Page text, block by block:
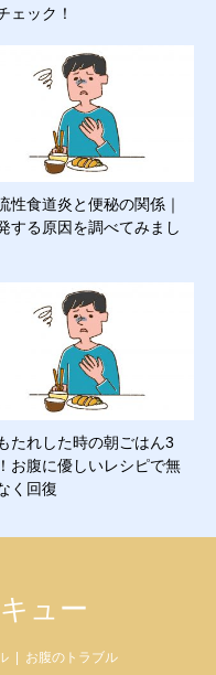
ェック！
性食道炎と便秘の関係｜
する原因を調べてみまし
たれした時の朝ごはん3
お腹に優しいレシピで無
く回復
ュー
お腹のトラブル